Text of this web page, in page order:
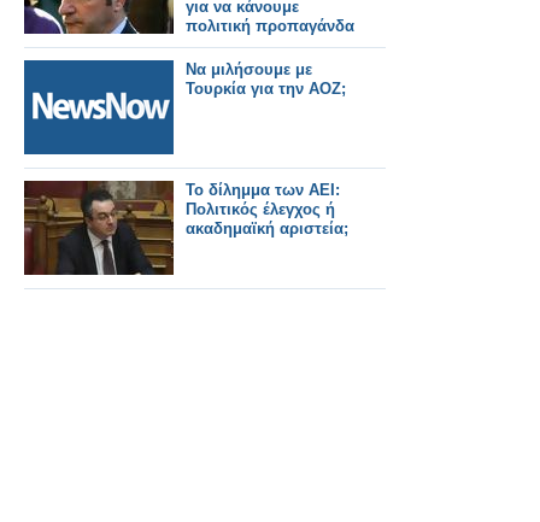
για να κάνουμε
πολιτική προπαγάνδα
Να μιλήσουμε με
Τουρκία για την ΑΟΖ;
Το δίλημμα των ΑΕΙ:
Πολιτικός έλεγχος ή
ακαδημαϊκή αριστεία;